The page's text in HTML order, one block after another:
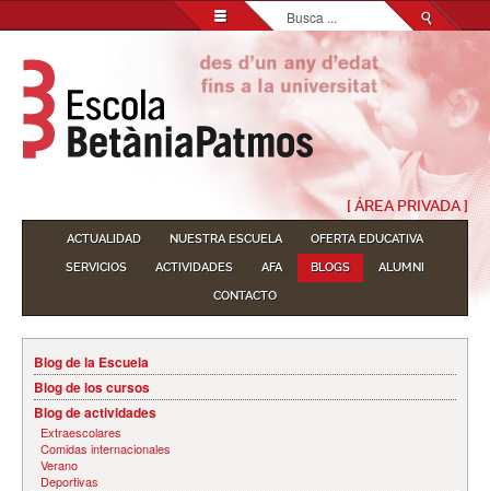
Buscar...
[ ÁREA PRIVADA ]
ACTUALIDAD NUESTRA ESCUELA
OFERTA EDUCATIVA
SERVICIOS
ACTIVIDADES AFA BLOGS
ALUMNI
CONTACTO
Blog de la Escuela
Blog de los cursos
Blog de actividades
Extraescolares
Comidas internacionales
Verano
Deportivas